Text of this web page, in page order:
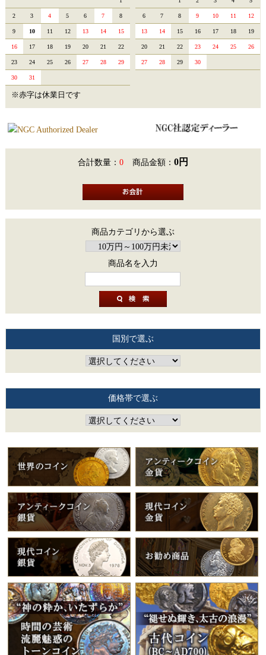
2 3 4 5 6 7 8
9 10 11 12 13 14 15
16 17 18 19 20 21 22
23 24 25 26 27 28 29
30 31
6 7 8 9 10 11 12
13 14 15 16 17 18 19
20 21 22 23 24 25 26
27 28 29 30
※赤字は休業日です
合計数量： 0 商品金額： 0円
商品カテゴリから選ぶ
商品名を入力
国別で選ぶ
価格帯で選ぶ